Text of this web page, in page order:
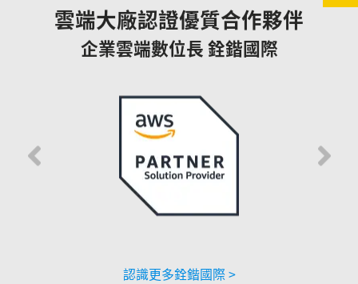
雲端大廠認證優質合作夥伴
企業雲端數位長 銓鍇國際
認識更多銓鍇國際 >